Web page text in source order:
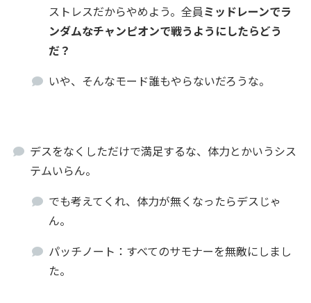
ストレスだからやめよう。全員 ミッドレーンでラ
ンダムなチャンピオンで戦うようにしたらどう
だ？
いや、そんなモード誰もやらないだろうな。
デスをなくしただけで満足するな、体力とかいうシス
テムいらん。
でも考えてくれ、体力が無くなったらデスじゃ
ん。
パッチノート：すべてのサモナーを無敵にしまし
た。